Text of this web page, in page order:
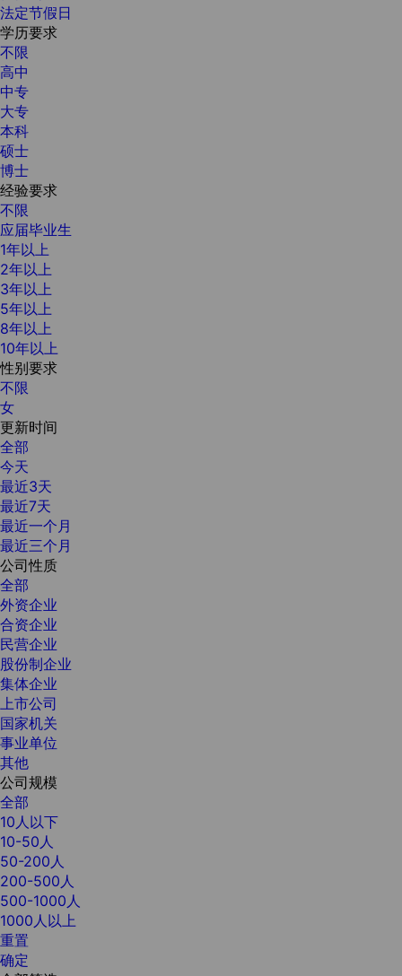
法定节假日
学历要求
不限
高中
中专
大专
本科
硕士
博士
经验要求
不限
应届毕业生
1年以上
2年以上
3年以上
5年以上
8年以上
10年以上
性别要求
不限
女
更新时间
全部
今天
最近3天
最近7天
最近一个月
最近三个月
公司性质
全部
外资企业
合资企业
民营企业
股份制企业
集体企业
上市公司
国家机关
事业单位
其他
公司规模
全部
10人以下
10-50人
50-200人
200-500人
500-1000人
1000人以上
重置
确定